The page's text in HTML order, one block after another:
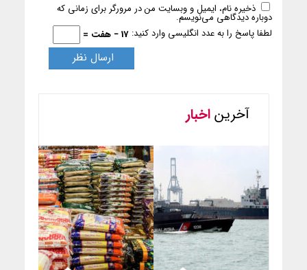
ذخیره نام، ایمیل و وبسایت من در مرورگر برای زمانی که
دوباره دیدگاهی می‌نویسم.
لطفا پاسخ را به عدد انگلیسی وارد کنید: 17 − هفت =
آخریناخبار